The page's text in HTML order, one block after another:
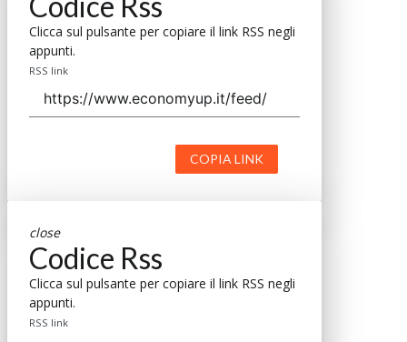
Clicca sul pulsante per copiare il link RSS negli
appunti.
RSS link
COPIA LINK
close
Codice Rss
Clicca sul pulsante per copiare il link RSS negli
appunti.
RSS link